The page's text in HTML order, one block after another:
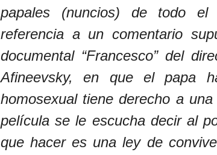
papales (nuncios) de todo el
referencia a un comentario
documental “Francesco” del
Afineevsky, en que el papa
homosexual tiene derecho a
película se le escucha decir al
que hacer es una ley de